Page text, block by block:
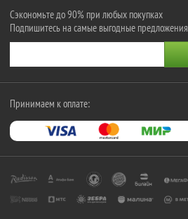
Сэкономьте до 90% при любых покупках
Подпишитесь на самые выгодные предложения
Принимаем к оплате: